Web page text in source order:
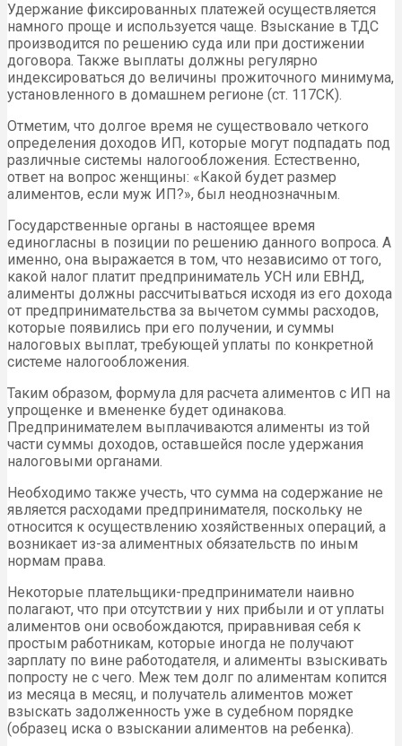
Удержание фиксированных платежей осуществляется
намного проще и используется чаще. Взыскание в ТДС
производится по решению суда или при достижении
договора. Также выплаты должны регулярно
индексироваться до величины прожиточного минимума,
установленного в домашнем регионе (ст. 117СК).
Отметим, что долгое время не существовало четкого
определения доходов ИП, которые могут подпадать под
различные системы налогообложения. Естественно,
ответ на вопрос женщины: «Какой будет размер
алиментов, если муж ИП?», был неоднозначным.
Государственные органы в настоящее время
единогласны в позиции по решению данного вопроса. А
именно, она выражается в том, что независимо от того,
какой налог платит предприниматель УСН или ЕВНД,
алименты должны рассчитываться исходя из его дохода
от предпринимательства за вычетом суммы расходов,
которые появились при его получении, и суммы
налоговых выплат, требующей уплаты по конкретной
системе налогообложения.
Таким образом, формула для расчета алиментов с ИП на
упрощенке и вмененке будет одинакова.
Предпринимателем выплачиваются алименты из той
части суммы доходов, оставшейся после удержания
налоговыми органами.
Необходимо также учесть, что сумма на содержание не
является расходами предпринимателя, поскольку не
относится к осуществлению хозяйственных операций, а
возникает из-за алиментных обязательств по иным
нормам права.
Некоторые плательщики-предприниматели наивно
полагают, что при отсутствии у них прибыли и от уплаты
алиментов они освобождаются, приравнивая себя к
простым работникам, которые иногда не получают
зарплату по вине работодателя, и алименты взыскивать
попросту не с чего. Меж тем долг по алиментам копится
из месяца в месяц, и получатель алиментов может
взыскать задолженность уже в судебном порядке
(образец иска о взыскании алиментов на ребенка).